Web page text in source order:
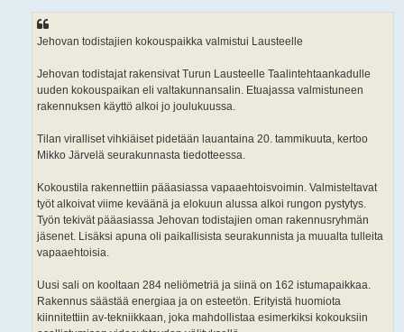
Jehovan todistajien kokouspaikka valmistui Lausteelle
Jehovan todistajat rakensivat Turun Lausteelle Taalintehtaankadulle
uuden kokouspaikan eli valtakunnansalin. Etuajassa valmistuneen
rakennuksen käyttö alkoi jo joulukuussa.
Tilan viralliset vihkiäiset pidetään lauantaina 20. tammikuuta, kertoo
Mikko Järvelä seurakunnasta tiedotteessa.
Kokoustila rakennettiin pääasiassa vapaaehtoisvoimin. Valmisteltavat
työt alkoivat viime keväänä ja elokuun alussa alkoi rungon pystytys.
Työn tekivät pääasiassa Jehovan todistajien oman rakennusryhmän
jäsenet. Lisäksi apuna oli paikallisista seurakunnista ja muualta tulleita
vapaaehtoisia.
Uusi sali on kooltaan 284 neliömetriä ja siinä on 162 istumapaikkaa.
Rakennus säästää energiaa ja on esteetön. Erityistä huomiota
kiinnitettiin av-tekniikkaan, joka mahdollistaa esimerkiksi kokouksiin